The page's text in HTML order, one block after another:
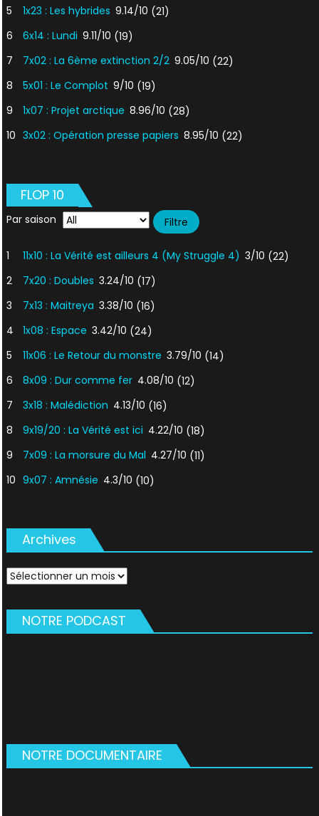
5
1x23 : Les hybrides 9.14/10 (21)
6
6x14 : Lundi 9.11/10 (19)
7
7x02 : La 6ème extinction 2/2 9.05/10 (22)
8
5x01 : Le Complot 9/10 (19)
9
1x07 : Projet arctique 8.96/10 (28)
10 3x02 : Opération presse papiers 8.95/10 (22)
FLOP 10
Par saison
1 11x10 : La Vérité est ailleurs 4 (My Struggle 4) 3/10 (22)
2
7x20 : Doubles 3.24/10 (17)
3
7x13 : Maitreya 3.38/10 (16)
4
1x08 : Espace 3.42/10 (24)
5
11x06 : Le Retour du monstre 3.79/10 (14)
6
8x09 : Dur comme fer 4.08/10 (12)
7
3x18 : Malédiction 4.13/10 (16)
8
9x19/20 : La Vérité est ici 4.22/10 (18)
9
7x09 : La morsure du Mal 4.27/10 (11)
10 9x07 : Amnésie 4.3/10 (10)
Archives
Archives
NOTRE PODCAST
NOTRE DOCUMENTAIRE